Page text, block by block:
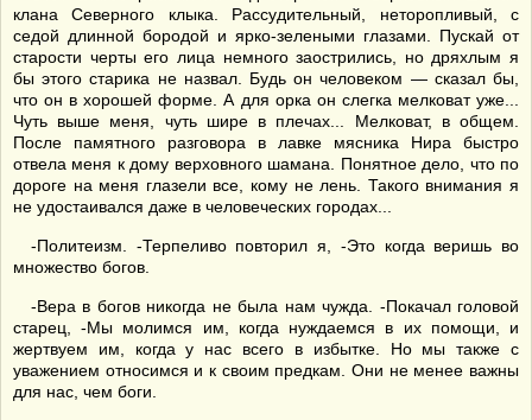
клана Северного клыка. Рассудительный, неторопливый, с
седой длинной бородой и ярко-зелеными глазами. Пускай от
старости черты его лица немного заострились, но дряхлым я
бы этого старика не назвал. Будь он человеком — сказал бы,
что он в хорошей форме. А для орка он слегка мелковат уже...
Чуть выше меня, чуть шире в плечах... Мелковат, в общем.
После памятного разговора в лавке мясника Нира быстро
отвела меня к дому верховного шамана. Понятное дело, что по
дороге на меня глазели все, кому не лень. Такого внимания я
не удостаивался даже в человеческих городах...
-Политеизм. -Терпеливо повторил я, -Это когда веришь во
множество богов.
-Вера в богов никогда не была нам чужда. -Покачал головой
старец, -Мы молимся им, когда нуждаемся в их помощи, и
жертвуем им, когда у нас всего в избытке. Но мы также с
уважением относимся и к своим предкам. Они не менее важны
для нас, чем боги.